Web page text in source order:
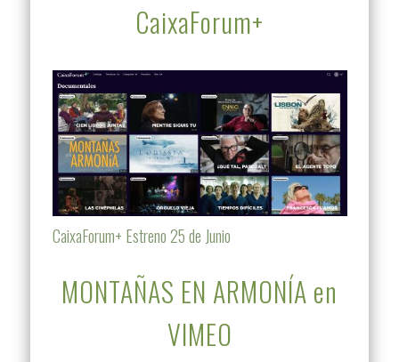
CaixaForum+
CaixaForum+ Estreno 25 de Junio
MONTAÑAS EN ARMONÍA en
VIMEO